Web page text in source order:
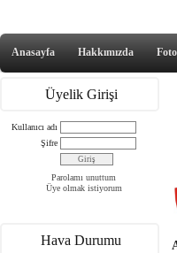
Anasayfa Hakkımızda
Üyelik Girişi
Kullanıcı adı
Şifre
Parolamı unuttum
Üye olmak istiyorum
Hava Durumu